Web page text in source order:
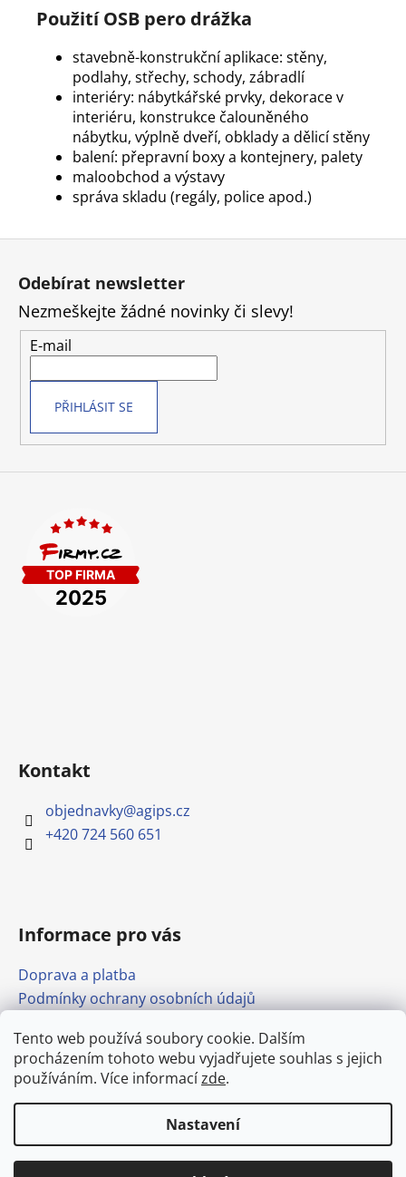
Tento web používá soubory cookie. Dalším
procházením tohoto webu vyjadřujete souhlas s jejich
používáním. Více informacízde.
Nastavení
Doprava stavebnin po Mělníku od
Použití OSB pero drážka
stavebně-konstrukční aplikace: stěny,
podlahy, střechy, schody, zábradlí
interiéry: nábytkářské prvky, dekorace v
interiéru, konstrukce čalouněného
nábytku, výplně dveří, obklady a dělicí stěny
balení: přepravní boxy a kontejnery, palety
maloobchod a výstavy
správa skladu (regály, police apod.)
Z
Odebírat newsletter
Nezmeškejte žádné novinky či slevy!
E-mail
PŘIHLÁSIT SE
Kontakt
objednavky@agips.cz
+420 724 560 651
Informace pro vás
Doprava a platba
Podmínky ochrany osobních údajů
Formulář pro odstoupení od smlouvy
Odkazy
Vytvořil Shoptet
Copyright 2026agips.cz. Všechna práva vyhrazena.